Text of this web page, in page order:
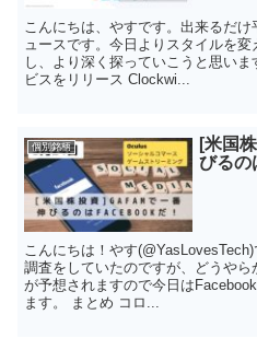
こんにちは、やすです。出来るだ
ュースです。今日よりスタイルを
し、より深く探っていこうと思い
ビスをリリース Clockwi...
個別銘柄
[米国
びるの
こんにちは！やす
調査をしていたのですが、どうや
が予想されますので今日は
ます。 まとめ コロ...